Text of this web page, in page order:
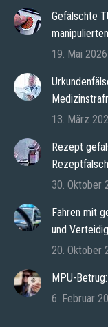
Gefälschte
19. Mai 2026
13. März
Rezept
30. Oktober
Fahren mit
und
20. Oktober
MPU-
6. Februar